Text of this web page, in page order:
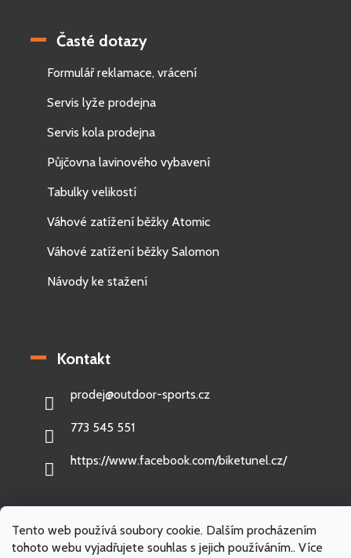
Tento web používá soubory cookie. Dalším procházením
tohoto webu vyjadřujete souhlas s jejich používáním.. Více
Časté dotazy
Formulář reklamace, vrácení
Servis lyže prodejna
Servis kola prodejna
Půjčovna lavinového vybavení
Tabulky velikostí
Váhové zatížení běžky Atomic
Váhové zatížení běžky Salomon
Návody ke stažení
Kontakt
prodej@outdoor-sports.cz
773 545 551
https://www.facebook.com/biketunel.cz/
Vytvořil Shoptet